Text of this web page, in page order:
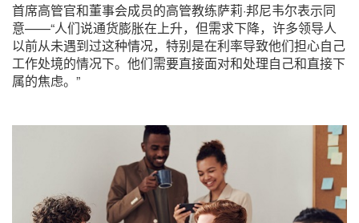
首席高管官和董事会成员的高管教练萨莉·邦尼韦尔表示同
意——“人们说通货膨胀在上升，但需求下降，许多领导人
以前从未遇到过这种情况，特别是在利率导致他们担心自己
工作处境的情况下。他们需要直接面对和处理自己和直接下
属的焦虑。”